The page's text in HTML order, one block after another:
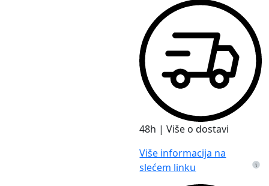
48h | Više o dostavi
Više informacija na
slećem linku